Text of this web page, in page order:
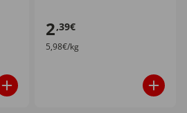
2,39€
5,98€/kg